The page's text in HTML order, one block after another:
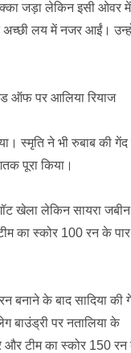
जड़ा लेकिन इसी ओवर में
अच्छी लय में नजर आईं।
ऑफ पर आलिया रियाज
स्मृति ने भी रुबाब की गेंद
पूरा किया।
खेला लेकिन सायरा जबीन
का स्कोर 100 रन के पार
बनाने के बाद सादिया की
बाउंड्री पर नतालिया के
और टीम का स्कोर 150